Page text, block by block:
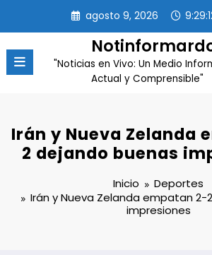
contenido
agosto 9, 2026
"Noticias en Vivo: Un Medio
Actual y Comprensible"
Irán y Nueva Zelanda
2 dejando buenas
Inicio
Deportes
Irán y Nueva Zelanda empatan 2-
impresiones